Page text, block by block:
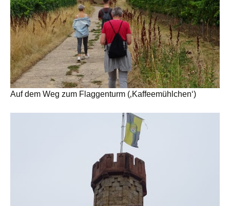
Auf dem Weg zum Flaggenturm (‚Kaffeemühlchen‘)